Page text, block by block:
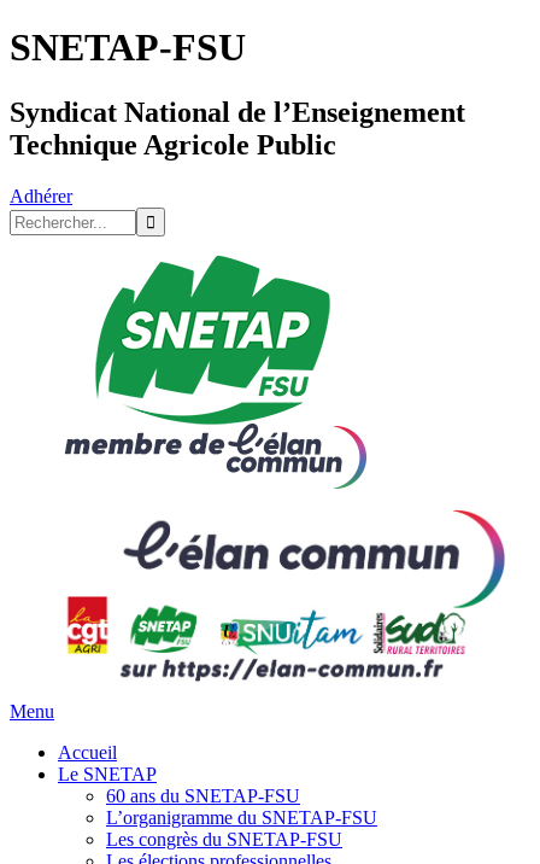
SNETAP-FSU
Syndicat National de l’Enseignement
Technique Agricole Public
Adhérer
Menu
Accueil
Le SNETAP
60 ans du SNETAP-FSU
L’organigramme du SNETAP-FSU
Les congrès du SNETAP-FSU